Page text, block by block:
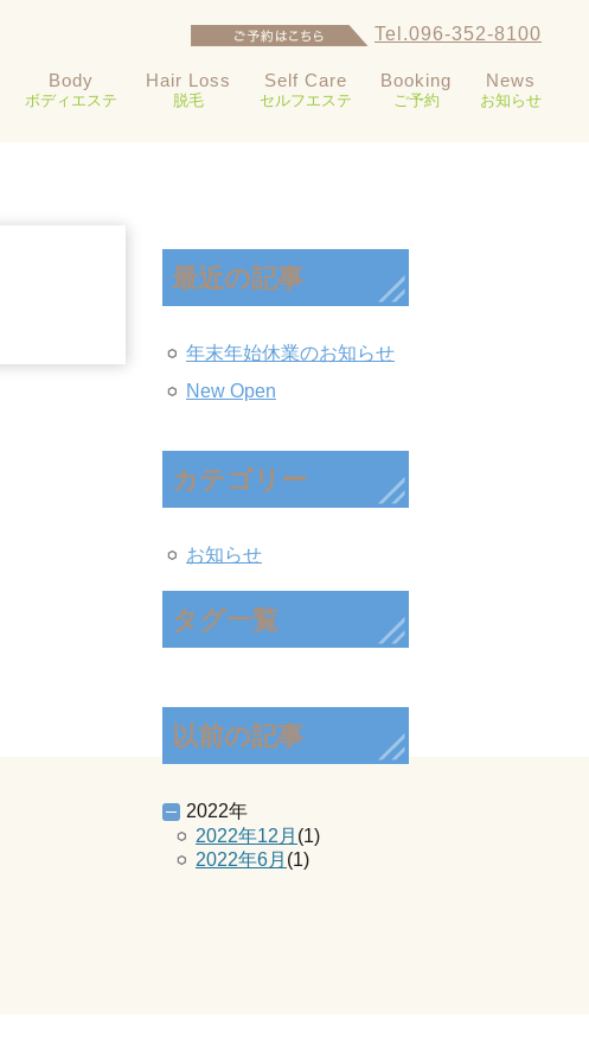
Tel.096-352-8100
Body
ボディエステ
Hair Loss
脱毛
Self Care
セルフエステ
Booking
ご予約
News
お知らせ
最近の記事
年末年始休業のお知らせ
New Open
カテゴリー
お知らせ
タグ一覧
以前の記事
2022年
2022年12月 (1)
2022年6月 (1)